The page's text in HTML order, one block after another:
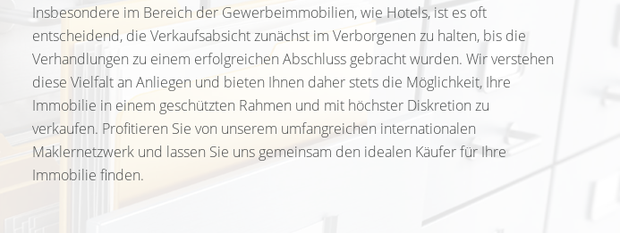
Insbesondere im Bereich der Gewerbeimmobilien, wie Hotels, ist es oft
entscheidend, die Verkaufsabsicht zunächst im Verborgenen zu halten, bis die
Verhandlungen zu einem erfolgreichen Abschluss gebracht wurden. Wir verstehen
diese Vielfalt an Anliegen und bieten Ihnen daher stets die Möglichkeit, Ihre
Immobilie in einem geschützten Rahmen und mit höchster Diskretion zu
verkaufen. Profitieren Sie von unserem umfangreichen internationalen
Maklernetzwerk und lassen Sie uns gemeinsam den idealen Käufer für Ihre
Immobilie finden.